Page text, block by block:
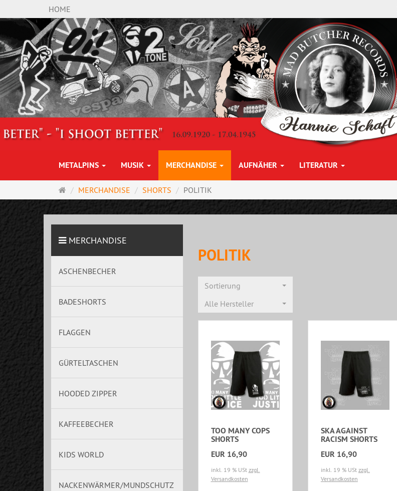
HOME
METALPINS MUSIK MERCHANDISE AUFNÄHER LITERATUR
Startseite
MERCHANDISE SHORTS POLITIK
POLITIK
Sortierung
Alle Hersteller
TOO MANY COPS
SHORTS
EUR 16,90
inkl. 19 % USt zzgl.
Versandkosten
SKA AGAINST
RACISM SHORTS
EUR 16,90
inkl. 19 % USt zzgl.
Versandkosten
MERCHANDISE
ASCHENBECHER
BADESHORTS
FLAGGEN
GÜRTELTASCHEN
HOODED ZIPPER
KAFFEEBECHER
KIDS WORLD
NACKENWÄRMER/MUNDSCHUTZ